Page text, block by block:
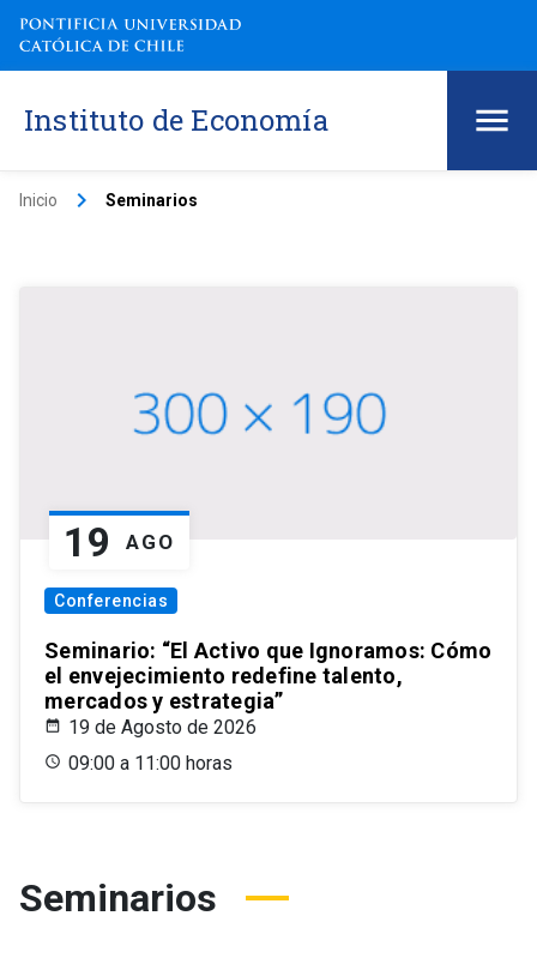
Instituto de Economía
Inicio keyboard_arrow_right Seminarios
19 AGO
Conferencias
Seminario: “El Activo que Ignoramos: Cómo
el envejecimiento redefine talento,
mercados y estrategia”
19 de Agosto de 2026
09:00 a 11:00 horas
Seminarios